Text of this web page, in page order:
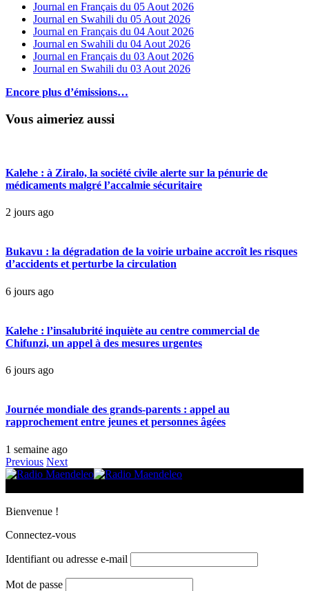
Journal en Français du 05 Aout 2026
Journal en Swahili du 05 Aout 2026
Journal en Français du 04 Aout 2026
Journal en Swahili du 04 Aout 2026
Journal en Français du 03 Aout 2026
Journal en Swahili du 03 Aout 2026
Encore plus d’émissions…
Vous aimeriez aussi
Kalehe : à Ziralo, la société civile alerte sur la pénurie de
médicaments malgré l’accalmie sécuritaire
2 jours ago
Bukavu : la dégradation de la voirie urbaine accroît les risques
d’accidents et perturbe la circulation
6 jours ago
Kalehe : l’insalubrité inquiète au centre commercial de
Chifunzi, un appel à des mesures urgentes
6 jours ago
Journée mondiale des grands-parents : appel au
rapprochement entre jeunes et personnes âgées
1 semaine ago
Previous Next
Bienvenue !
Connectez-vous
Identifiant ou adresse e-mail
Mot de passe